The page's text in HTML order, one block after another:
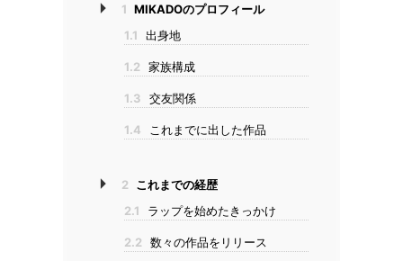
1 MIKADOのプロフィール
1.1
出身地
1.2 家族構成
1.3 交友関係
1.4 これまでに出した作品
2
これまでの経歴
2.1
ラップを始めたきっかけ
2.2 数々の作品をリリース